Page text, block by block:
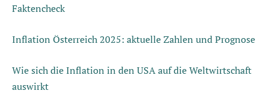
Faktencheck
Inflation Österreich 2025: aktuelle Zahlen und Prognose
Wie sich die Inflation in den USA auf die Weltwirtschaft
auswirkt